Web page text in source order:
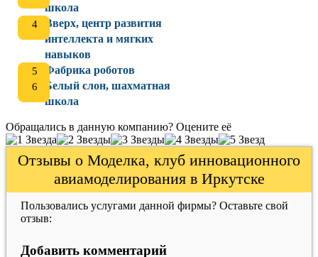
школа
Вверх, центр развития
интеллекта и мягких
навыков
Фабрика роботов
Белый слон, шахматная
школа
Обращались в данную компанию? Оцените её
Отзывы о Моделка, клуб инновационного
авиамоделирования в Иркутске
Пользовались услугами данной фирмы? Оставьте свой
отзыв:
Добавить комментарий